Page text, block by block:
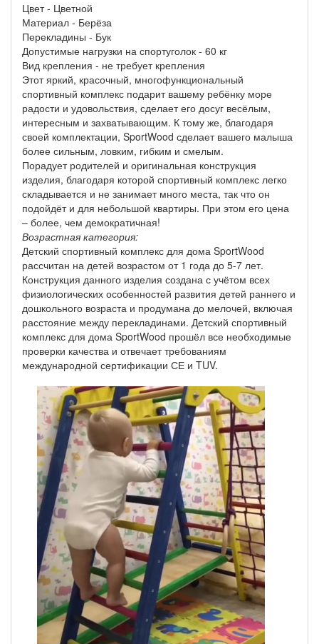
Цвет - Цветной
Материал - Берёза
Перекладины - Бук
Допустимые нагрузки на спортуголок - 60 кг
Вид крепления - не требует крепления
Этот яркий, красочный, многофункциональный
спортивный комплекс подарит вашему ребёнку море
радости и удовольствия, сделает его досуг весёлым,
интересным и захватывающим. К тому же, благодаря
своей комплектации, SportWood сделает вашего малыша
более сильным, ловким, гибким и смелым.
Порадует родителей и оригинальная конструкция
изделия, благодаря которой спортивный комплекс легко
складывается и не занимает много места, так что он
подойдёт и для небольшой квартиры. При этом его цена
– более, чем демократичная!
Возрастная категория:
Детский спортивный комплекс для дома SportWood
рассчитан на детей возрастом от 1 года до 5-7 лет.
Конструкция данного изделия создана с учётом всех
физиологических особенностей развития детей раннего и
дошкольного возраста и продумана до мелочей, включая
расстояние между перекладинами. Детский спортивный
комплекс для дома SportWood прошёл все необходимые
проверки качества и отвечает требованиям
международной сертификации СЕ и TUV.